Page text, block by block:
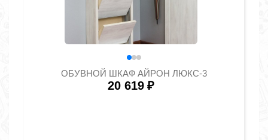
ОБУВНОЙ ШКАФ АЙРОН ЛЮКС-3
20 619 ₽